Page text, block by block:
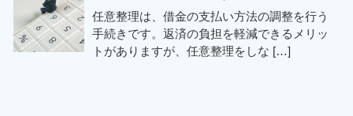
任意整理は、借金の支払い方法の調整を行う
手続きです。返済の負担を軽減できるメリッ
トがありますが、任意整理をしな […]